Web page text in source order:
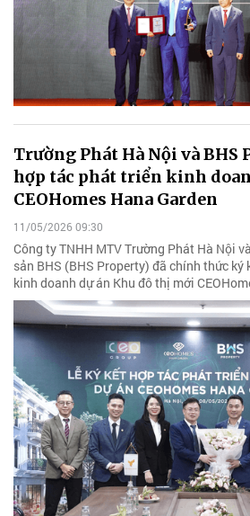
Trường Phát Hà Nội và
hợp tác phát triển kinh
CEOHomes Hana Garden
11/05/2026 09:30
Công ty TNHH MTV Trường Phát Hà Nội
sản BHS (BHS Property) đã chính thức
kinh doanh dự án Khu đô thị mới